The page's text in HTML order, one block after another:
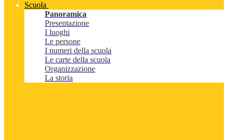
Scuola
Panoramica
Presentazione
I luoghi
Le persone
I numeri della scuola
Le carte della scuola
Organizzazione
La storia